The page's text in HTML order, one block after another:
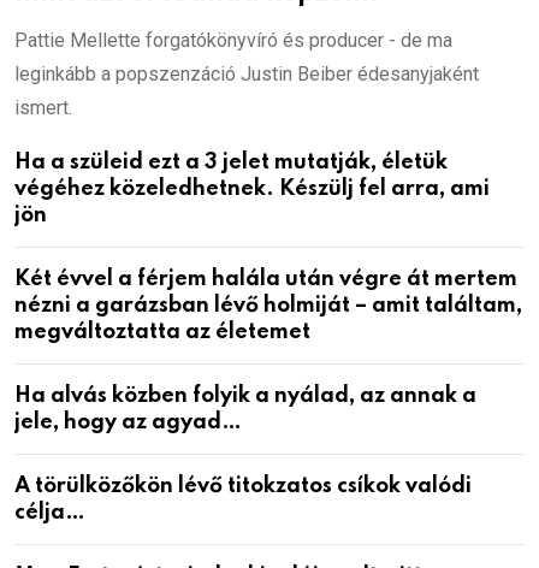
Pattie Mellette forgatókönyvíró és producer - de ma
leginkább a popszenzáció Justin Beiber édesanyjaként
ismert.
Ha a szüleid ezt a 3 jelet mutatják, életük
végéhez közeledhetnek. Készülj fel arra, ami
jön
Két évvel a férjem halála után végre át mertem
nézni a garázsban lévő holmiját – amit találtam,
megváltoztatta az életemet
Ha alvás közben folyik a nyálad, az annak a
jele, hogy az agyad…
A törülközőkön lévő titokzatos csíkok valódi
célja…